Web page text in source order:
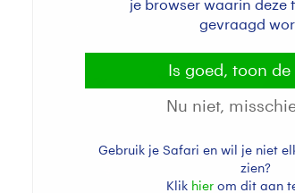
je browser waarin deze
gevraagd
Is goed, toon
Nu niet,
Gebruik je Safari en wil je niet
zien?
Klik hier om dit aan